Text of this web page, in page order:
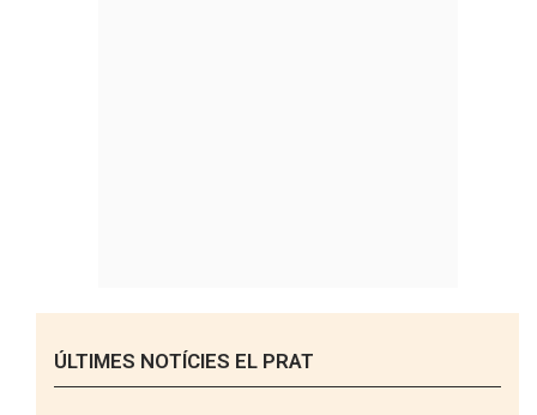
ÚLTIMES NOTÍCIES EL PRAT